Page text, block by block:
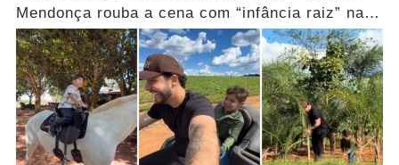
Mendonça rouba a cena com “infância raiz” na
fazenda.... Ver mais